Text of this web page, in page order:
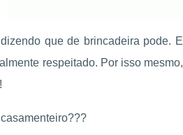
que de brincadeira pode. E
respeitado. Por isso mesmo,